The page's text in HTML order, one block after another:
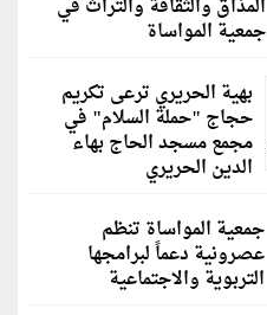
المذاق والثقافة والتراث في
جمعية المواساة
بهية الحريري ترعى تكريم
حجاج "حملة السلام" في
مجمع مسجد الحاج بهاء
الدين الحريري
جمعية المواساة تنظم
عصرونية دعماً لبرامجها
التربوية والاجتماعية